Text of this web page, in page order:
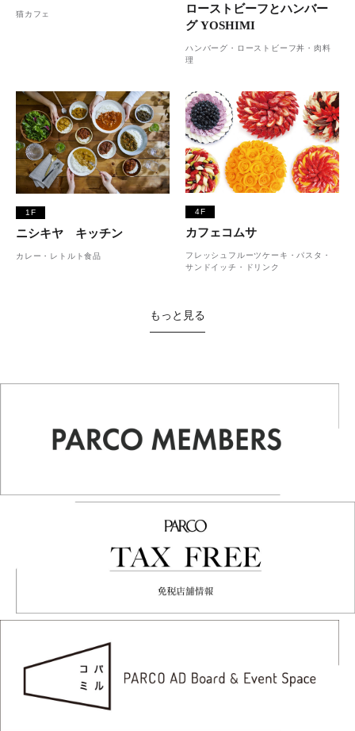
猫カフェ
ローストビーフとハンバー
グ YOSHIMI
ハンバーグ・ローストビーフ丼・肉料
理
1F
ニシキヤ キッチン
カレー・レトルト食品
4F
カフェコムサ
フレッシュフルーツケーキ・パスタ・
サンドイッチ・ドリンク
もっと見る